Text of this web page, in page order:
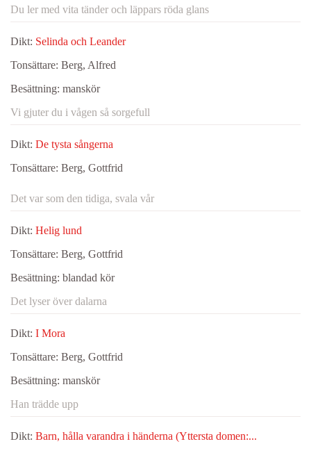
Du ler med vita tänder och läppars röda glans
Dikt: Selinda och Leander
Tonsättare: Berg, Alfred
Besättning: manskör
Vi gjuter du i vågen så sorgefull
Dikt: De tysta sångerna
Tonsättare: Berg, Gottfrid
Det var som den tidiga, svala vår
Dikt: Helig lund
Tonsättare: Berg, Gottfrid
Besättning: blandad kör
Det lyser över dalarna
Dikt: I Mora
Tonsättare: Berg, Gottfrid
Besättning: manskör
Han trädde upp
Dikt: Barn, hålla varandra i händerna (Yttersta domen:...